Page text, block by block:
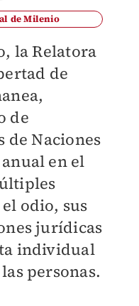
de Milenio
la Relatora
de
de
de Naciones
en el
odio, sus
jurídicas
individual
personas.